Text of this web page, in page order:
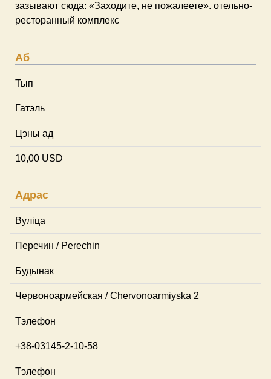
зазывают сюда: «Заходите, не пожалеете». отельно-
ресторанный комплекс
Аб
Тып
Гатэль
Цэны ад
10,00 USD
Адрас
Вуліца
Перечин / Perechin
Будынак
Червоноармейская / Chervonoarmiyska 2
Тэлефон
+38-03145-2-10-58
Тэлефон